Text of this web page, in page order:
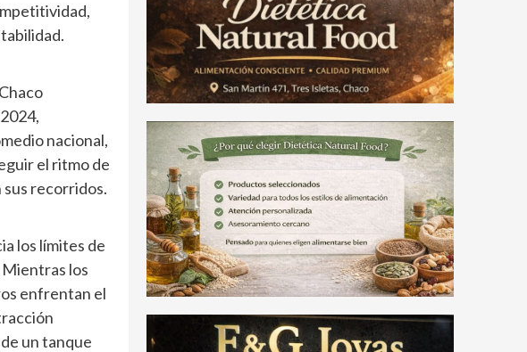
nacional,
el ritmo de
sus recorridos.
los límites de
los
enfrentan el
un tanque